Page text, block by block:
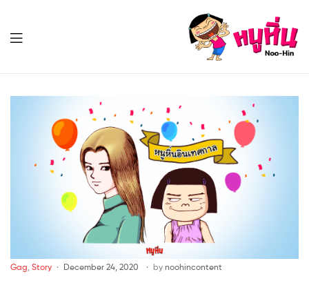
Noo-
Hin
หิ่น
Noo-
Gag, Story December 24, 2020 by noohincontent